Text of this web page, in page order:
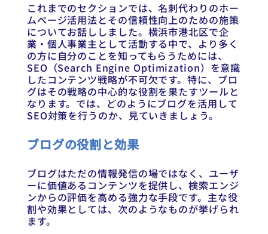
これまでのセクションでは、名刺代わりのホー
ムページ活用法とその信頼性向上のための施策
についてお話ししました。横浜市港北区で企
業・個人事業主として活動する中で、より多く
の方に自分のことを知ってもらうためには、
SEO（Search Engine Optimization）を意識
したコンテンツ戦略が不可欠です。特に、ブロ
グはその戦略の中心的な役割を果たすツールと
なります。では、どのようにブログを活用して
SEO対策を行うのか、見ていきましょう。
ブログの役割と効果
ブログはただの情報発信の場ではなく、ユーザ
ーに価値あるコンテンツを提供し、検索エンジ
ンからの評価を高める強力な手段です。主な役
割や効果としては、次のようなものが挙げられ
ます。